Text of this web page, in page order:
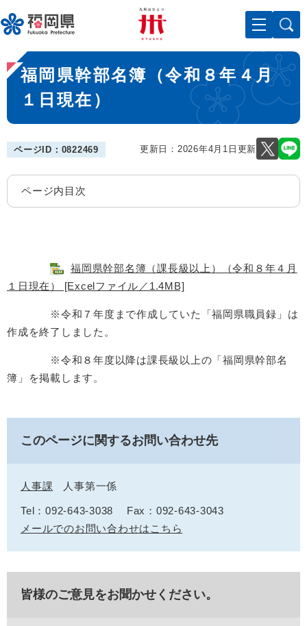
ー
ジ
先
頭
。
メニューを飛ばして本文へ
本
文
福岡県幹部名簿（令和８年４月
１日現在）
ページID：0822469 更新日：2026年4月1日更新
ページ内目次
福岡県幹部名簿（課長級以上）（令和８年４月
１日現在） [Excelファイル／1.4MB]
※令和７年度まで作成していた「福岡県職員録」は
作成を終了しました。
※令和８年度以降は課長級以上の「福岡県幹部名
簿」を掲載します。
このページに関するお問い合わせ先
人事課 人事第一係
Tel：092-643-3038
Fax：092-643-3043
メールでのお問い合わせはこちら
皆様のご意見をお聞かせください。